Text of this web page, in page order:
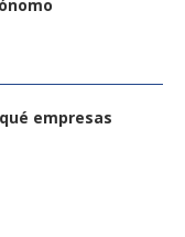
empresas